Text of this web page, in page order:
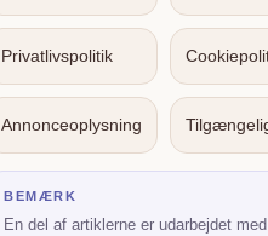
Privatlivspolitik
Annonceoplysning
BEMÆRK
En del af artiklerne er udarbejdet med